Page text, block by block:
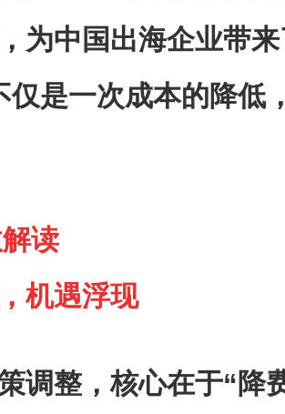
为中国出海企业带
仅是一次成本的降低
读
机遇浮现
调整，核心在于“降